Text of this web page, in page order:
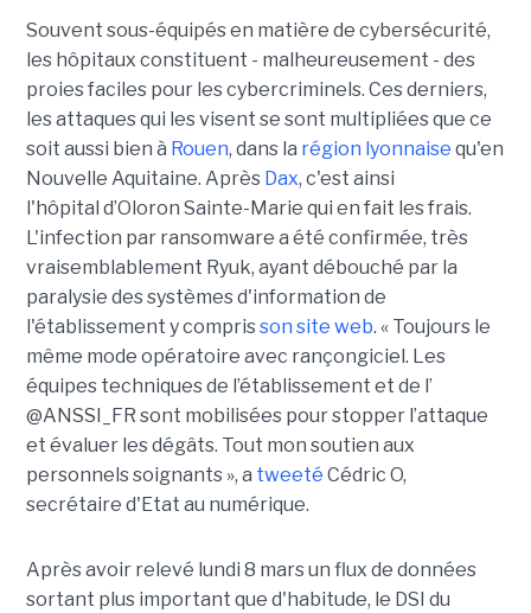
Souvent sous-équipés en matière de cybersécurité,
les hôpitaux constituent - malheureusement - des
proies faciles pour les cybercriminels. Ces derniers,
les attaques qui les visent se sont multipliées que ce
soit aussi bien à Rouen, dans la région lyonnaise qu'en
Nouvelle Aquitaine. Après Dax, c'est ainsi
l'hôpital d’Oloron Sainte-Marie qui en fait les frais.
L'infection par ransomware a été confirmée, très
vraisemblablement Ryuk, ayant débouché par la
paralysie des systèmes d'information de
l'établissement y comprisson site web. « Toujours le
même mode opératoire avec rançongiciel. Les
équipes techniques de l’établissement et de l’
@ANSSI_FR sont mobilisées pour stopper l’attaque
et évaluer les dégâts. Tout mon soutien aux
personnels soignants », a tweeté Cédric O,
secrétaire d'Etat au numérique.
Après avoir relevé lundi 8 mars un flux de données
sortant plus important que d'habitude, le DSI du